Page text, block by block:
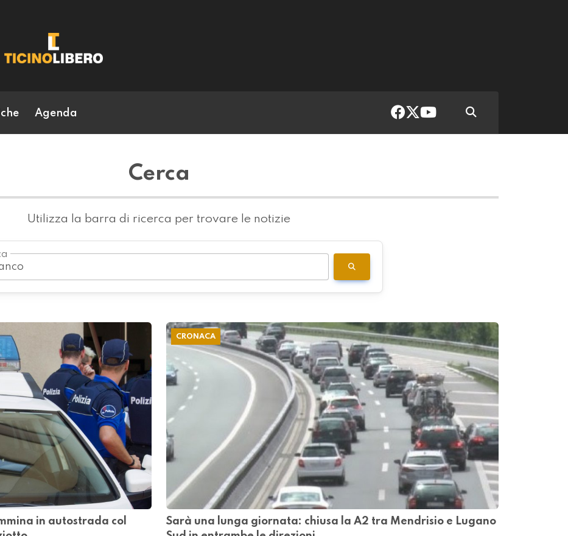
Agenda
Cerca
Utilizza la barra di ricerca per trovare le notizie
in autostrada col
CRONACA
Sarà una lunga giornata: chiusa la A2 tra Mendrisio e Lugano